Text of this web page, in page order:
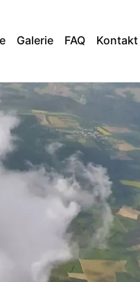
Galerie FAQ Kontakt